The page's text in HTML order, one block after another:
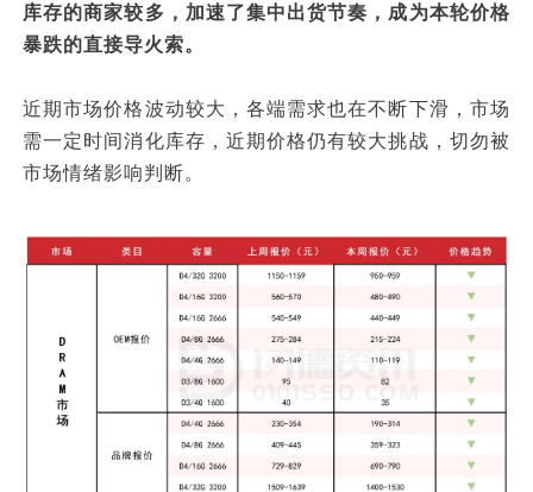
库存的商家较多，加速了集中出货节奏，成为本轮价格
暴跌的直接导火索。
近期市场价格波动较大，各端需求也在不断下滑，市场
需一定时间消化库存，近期价格仍有较大挑战，切勿被
市场情绪影响判断。